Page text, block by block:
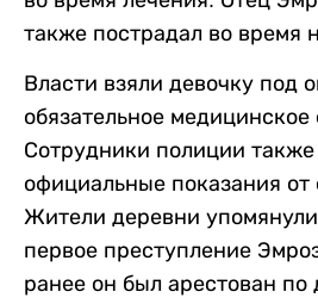
также пострадал во время
Власти взяли девочку под
обязательное медицинское
Сотрудники полиции
официальные показания от
Жители деревни
первое преступление
ранее он был арестован по